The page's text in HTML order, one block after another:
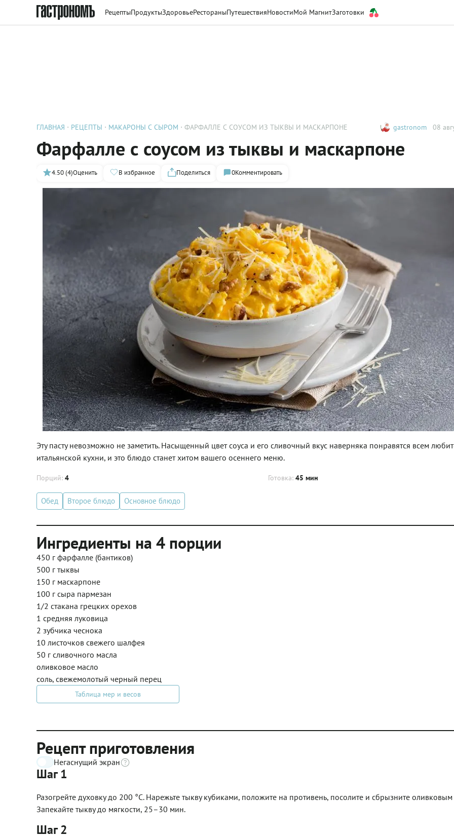
РецептыПродуктыЗдоровьеРестораныПутешествияНовостиМой МагнитЗаготовки
ГЛАВНАЯ РЕЦЕПТЫ МАКАРОНЫ С СЫРОМ ФАРФАЛЛЕ С СОУСОМ ИЗ ТЫКВЫ И МАСКАРПОНЕ gastronom 08
Фарфалле с соусом из тыквы и маскарпоне
4.50 (4)Оценить В избранное Поделиться 0Комментировать
Эту пасту невозможно не заметить. Насыщенный цвет соуса и его сливочный вкус наверняка понравятся всем
итальянской кухни, и это блюдо станет хитом вашего осеннего меню.
Порций: 4 Готовка: 45 мин
Обед Второе блюдо Основное блюдо
Ингредиенты на 4 порции
450 г фарфалле (бантиков)
500 г тыквы
150 г маскарпоне
100 г сыра пармезан
1/2 стакана грецких орехов
1 средняя луковица
2 зубчика чеснока
10 листочков свежего шалфея
50 г сливочного масла
оливковое масло
соль, свежемолотый черный перец
Таблица мер и весов
Рецепт приготовления
Негаснущий экран
Шаг 1
Разогрейте духовку до 200 °С. Нарежьте тыкву кубиками, положите на противень, посолите и сбрызните
Запекайте тыкву до мягкости, 25–30 мин.
Шаг 2